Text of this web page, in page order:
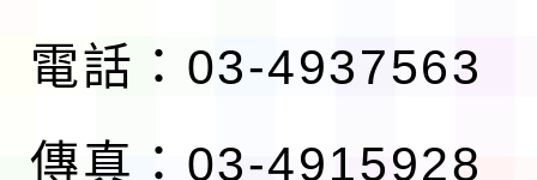
電話：03-4937563
傳真：03-4915928